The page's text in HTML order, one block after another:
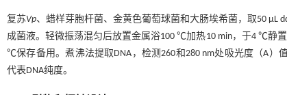
复苏Vp、蜡样芽胞杆菌、金黄色葡萄球菌和大肠埃希菌，取50 μL
成菌液。轻微振荡混匀后放置金属浴100 ℃加热10 min，于4 ℃静
℃保存备用。煮沸法提取DNA，检测260和280 nm处吸光度（A）
代表DNA纯度。